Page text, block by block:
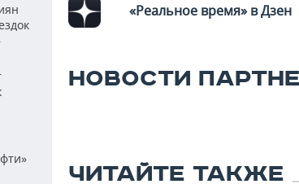
«Реальное время» в Дзен
НОВОСТИ
ЧИТАЙТЕ ТАКЖЕ